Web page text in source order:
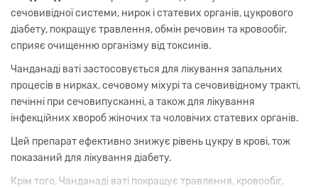
сечовивідної системи, нирок і статевих органів, цукрового
діабету, покращує травлення, обмін речовин та кровообіг,
сприяє очищенню організму від токсинів.
Чанданаді ваті застосовується для лікування запальних
процесів в нирках, сечовому міхурі та сечовивідному тракті,
печінні при сечовипусканні, а також для лікування
інфекційних хвороб жіночих та чоловічих статевих органів.
Цей препарат ефективно знижує рівень цукру в крові, тож
показаний для лікування діабету.
Крім того, Чанданаді ваті покращує травлення, кровообіг,